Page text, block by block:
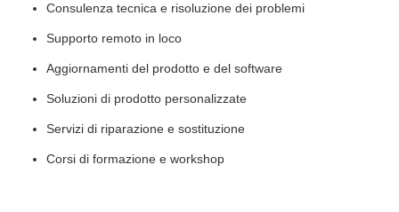
Consulenza tecnica e risoluzione dei problemi
Supporto remoto in loco
Aggiornamenti del prodotto e del software
Soluzioni di prodotto personalizzate
Servizi di riparazione e sostituzione
Corsi di formazione e workshop